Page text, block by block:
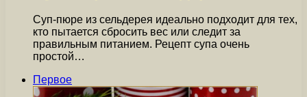
Суп-пюре из сельдерея идеально подходит для тех,
кто пытается сбросить вес или следит за
правильным питанием. Рецепт супа очень
простой…
Первое